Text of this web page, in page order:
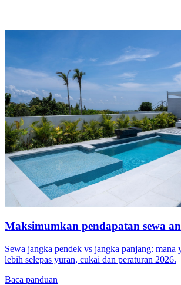
Maksimumkan pendapatan sewa
Sewa jangka pendek vs jangka panjang: mana
lebih selepas yuran, cukai dan peraturan 2026.
Baca panduan